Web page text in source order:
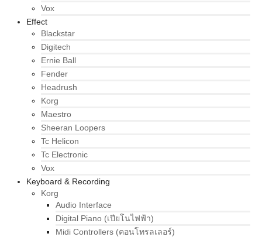
Vox
Effect
Blackstar
Digitech
Ernie Ball
Fender
Headrush
Korg
Maestro
Sheeran Loopers
Tc Helicon
Tc Electronic
Vox
Keyboard & Recording
Korg
Audio Interface
Digital Piano (เปียโนไฟฟ้า)
Midi Controllers (คอนโทรลเลอร์)